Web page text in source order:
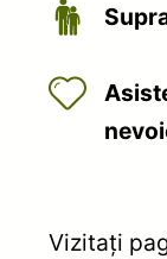
Vizitați